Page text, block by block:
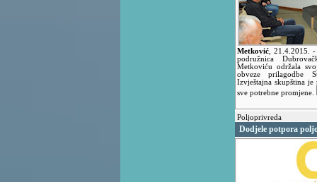
Metković 21.4.2015. -
podružnica
Metkoviću održala
obveze prilagodbe
Izvještajna skupština
sve potrebne promjene.
Poljoprivreda
Dodjele potpora